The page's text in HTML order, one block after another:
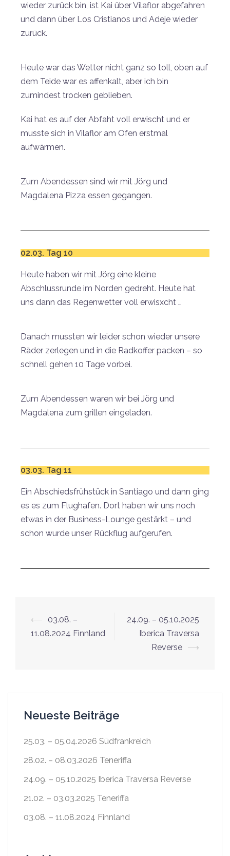
wieder zurück bin, ist Kai über Vilaflor abgefahren
und dann über Los Cristianos und Adeje wieder
zurück.
Heute war das Wetter nicht ganz so toll, oben auf
dem Teide war es affenkalt, aber ich bin
zumindest trocken geblieben.
Kai hat es auf der Abfaht voll erwischt und er
musste sich in Vilaflor am Ofen erstmal
aufwärmen.
Zum Abendessen sind wir mit Jörg und
Magdalena Pizza essen gegangen.
02.03. Tag 10
Heute haben wir mit Jörg eine kleine
Abschlussrunde im Norden gedreht. Heute hat
uns dann das Regenwetter voll erwisxcht …
Danach mussten wir leider schon wieder unsere
Räder zerlegen und in die Radkoffer packen – so
schnell gehen 10 Tage vorbei.
Zum Abendessen waren wir bei Jörg und
Magdalena zum grillen eingeladen.
03.03. Tag 11
Ein Abschiedsfrühstück in Santiago und dann ging
es es zum Flughafen. Dort haben wir uns noch
etwas in der Business-Lounge gestärkt – und
schon wurde unser Rückflug aufgerufen.
⟵
03.08. –
11.08.2024 Finnland
24.09. – 05.10.2025
Iberica Traversa
Reverse ⟶
Neueste Beiträge
25.03. – 05.04.2026 Südfrankreich
28.02. – 08.03.2026 Teneriffa
24.09. – 05.10.2025 Iberica Traversa Reverse
21.02. – 03.03.2025 Teneriffa
03.08. – 11.08.2024 Finnland